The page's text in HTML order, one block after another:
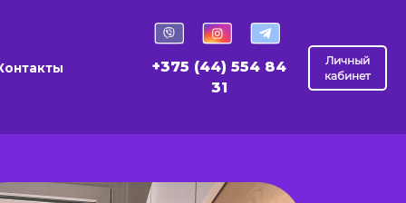
+375 (44) 554 84
31
Личный
кабинет